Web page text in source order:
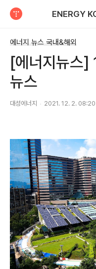
에너지 뉴스 국내&해외
[에너지뉴스]
뉴스
대성에너지 2021. 12. 2. 08:20